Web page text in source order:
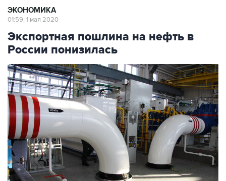
ЭКОНОМИКА
01:59, 1 мая 2020
Экспортная пошлина на нефть в
России понизилась